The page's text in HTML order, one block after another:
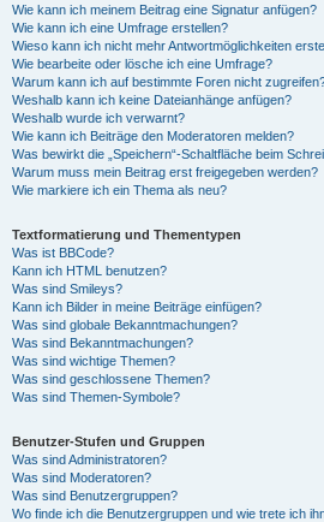
Wie kann ich meinem Beitrag eine Signatur anfügen?
Wie kann ich eine Umfrage erstellen?
Wieso kann ich nicht mehr Antwortmöglichkeiten
Wie bearbeite oder lösche ich eine Umfrage?
Warum kann ich auf bestimmte Foren nicht
Weshalb kann ich keine Dateianhänge anfügen?
Weshalb wurde ich verwarnt?
Wie kann ich Beiträge den Moderatoren melden?
Was bewirkt die „Speichern“-Schaltfläche beim
Warum muss mein Beitrag erst freigegeben werden?
Wie markiere ich ein Thema als neu?
Textformatierung und Thementypen
Was ist BBCode?
Kann ich HTML benutzen?
Was sind Smileys?
Kann ich Bilder in meine Beiträge einfügen?
Was sind globale Bekanntmachungen?
Was sind Bekanntmachungen?
Was sind wichtige Themen?
Was sind geschlossene Themen?
Was sind Themen-Symbole?
Benutzer-Stufen und Gruppen
Was sind Administratoren?
Was sind Moderatoren?
Was sind Benutzergruppen?
Wo finde ich die Benutzergruppen und wie trete ich